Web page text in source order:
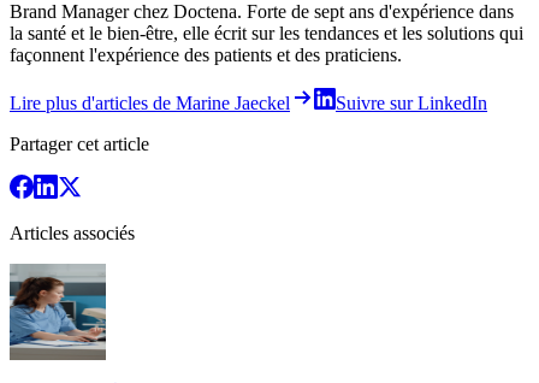
Brand Manager chez Doctena. Forte de sept ans d'expérience dans
la santé et le bien-être, elle écrit sur les tendances et les solutions qui
façonnent l'expérience des patients et des praticiens.
Lire plus d'articles de Marine Jaeckel
Suivre sur LinkedIn
Partager cet article
Articles associés